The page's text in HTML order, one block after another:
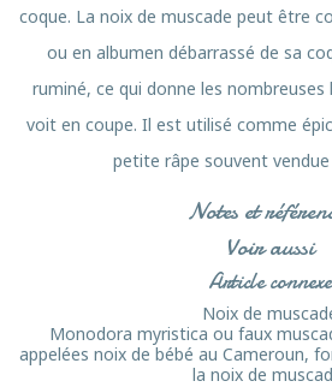
coque. La noix de muscade peut être
ou en albumen débarrassé de sa
ruminé, ce qui donne les nombreuses
voit en coupe. Il est utilisé comme
petite râpe souvent vendue
Notes et
Voir aussi
Article connexe
Noix de
Monodora myristica ou faux
appelées noix de bébé au Cameroun,
la noix de